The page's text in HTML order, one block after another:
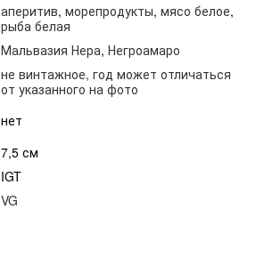
аперитив, морепродукты, мясо белое,
рыба белая
Мальвазия Нера, Негроамаро
не винтажное, год может отличаться
от указанного на фото
нет
7,5 см
IGT
VG